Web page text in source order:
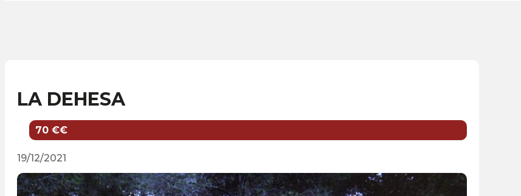
LA DEHESA
70 €€
19/12/2021